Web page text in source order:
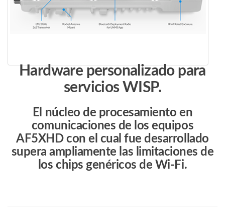
Hardware personalizado para
servicios WISP.
El núcleo de procesamiento en
comunicaciones de los equipos
AF5XHD con el cual fue desarrollado
supera ampliamente las limitaciones de
los chips genéricos de Wi-Fi.